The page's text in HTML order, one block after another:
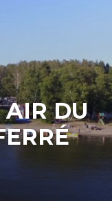
AIR DU